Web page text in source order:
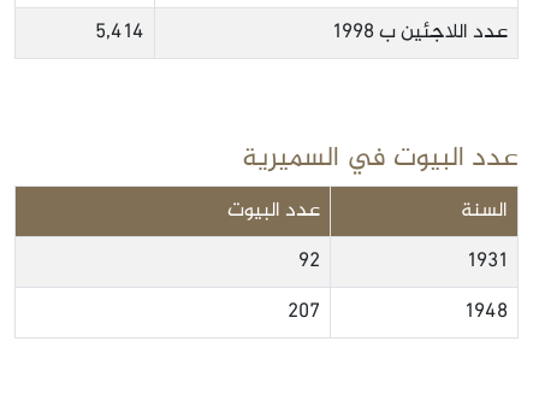
عدد اللاجئين ب 1998
5,414
عدد البيوت في السميرية
السنة
عدد البيوت
1931
92
1948
207